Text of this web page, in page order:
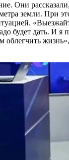
Они
земли. При
будет дать. И
облегчить